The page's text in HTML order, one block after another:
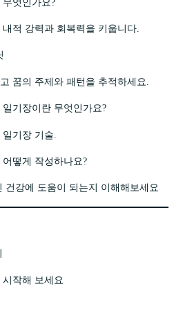
적 강력과 회복력을 키웁니다.
꿈의 주제와 패턴을 추적하세요.
기장이란 무엇인가요?
기장 기술.
떻게 작성하나요?
건강에 도움이 되는지 이해해보세요
작해 보세요